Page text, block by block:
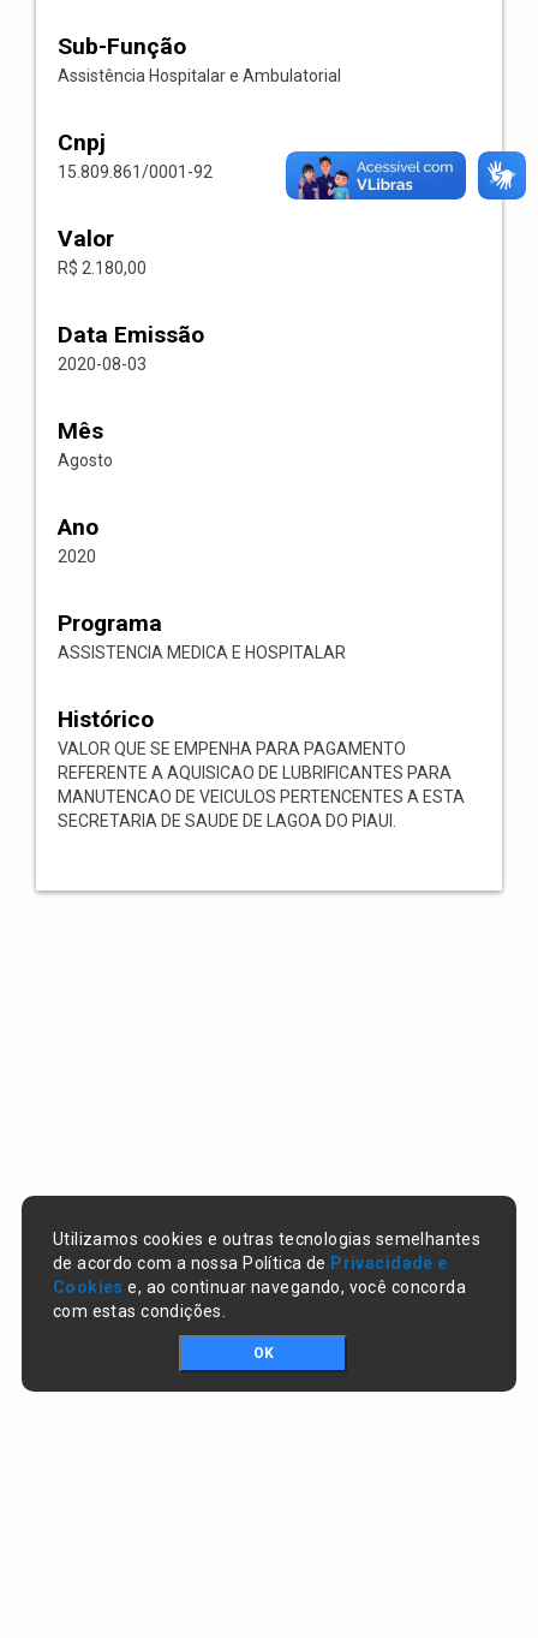
Sub-Função
Assistência Hospitalar e Ambulatorial
Cnpj
15.809.861/0001-92
Valor
R$ 2.180,00
Data Emissão
2020-08-03
Mês
Agosto
Ano
2020
Programa
ASSISTENCIA MEDICA E HOSPITALAR
Histórico
VALOR QUE SE EMPENHA PARA PAGAMENTO
REFERENTE A AQUISICAO DE LUBRIFICANTES PARA
MANUTENCAO DE VEICULOS PERTENCENTES A ESTA
SECRETARIA DE SAUDE DE LAGOA DO PIAUI.
Utilizamos cookies e outras tecnologias semelhantes
de acordo com a nossa Política de Privacidade e
Cookies e, ao continuar navegando, você concorda
com estas condições.
OK